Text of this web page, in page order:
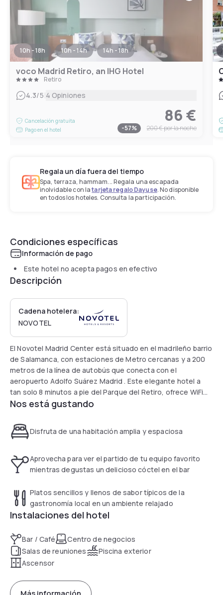
10h - 18h 10h - 14h 14h - 18h
voco Madrid Retiro, an IHG Hotel
Retiro
4.3/5|4 Opiniones
Cancelación gratuita
Pago en el hotel
86 €
-57% 200 €por la noche
Regala un día fuera del tiempo
Spa, terraza, hammam... Regala una escapada
inolvidable con latarjeta regalo Dayuse. No disponible
en todos los hoteles. Consulta la participación.
Condiciones específicas
Información de pago
Este hotel no acepta pagos en efectivo
Descripción
Cadena hotelera:
NOVOTEL
El Novotel Madrid Center está situado en el madrileño barrio
de Salamanca, con estaciones de Metro cercanas y a 200
metros de la línea de autobús que conecta con el
aeropuerto Adolfo Suárez Madrid . Este elegante hotel a
tan solo 8 minutos a pie del Parque del Retiro, ofrece WiFi
gratis en todas las instalaciones. Las habitaciones son
punta y posibilidades de diferentes adaptaciones y
capacidades pensadas para organizar todo tipo de
Nos está gustando
Disfruta de una habitación amplia y espaciosa
Aprovecha para ver el partido de tu equipo favorito
mientras degustas un delicioso cóctel en el bar
Platos sencillos y llenos de sabor típicos de la
gastronomía local en un ambiente relajado
Instalaciones del hotel
Bar / Café
Centro de negocios
Salas de reuniones
Piscina exterior
Ascensor